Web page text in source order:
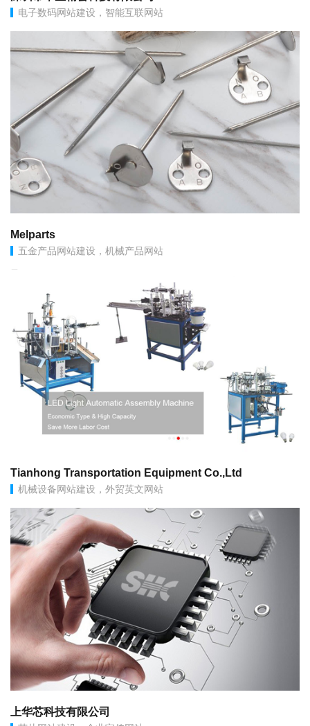
电子数码网站建设，智能互联网站
Melparts
五金产品网站建设，机械产品网站
Tianhong Transportation Equipment Co.,Ltd
机械设备网站建设，外贸英文网站
上华芯科技有限公司